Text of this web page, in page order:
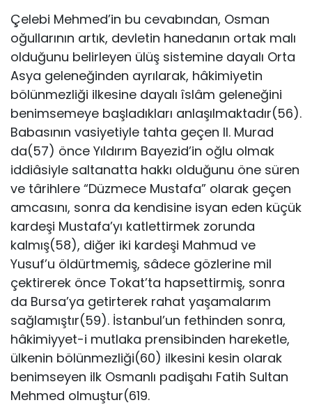
Çelebi Mehmed’in bu cevabından, Osman
oğullarının artık, devletin hanedanın ortak malı
olduğunu belirleyen ülüş sistemine dayalı Orta
Asya geleneğinden ayrılarak, hâkimiyetin
bölünmezliği ilkesine dayalı îslâm geleneğini
benimsemeye başladıkları anlaşılmaktadır(56).
Babasının vasiyetiyle tahta geçen II. Murad
da(57) önce Yıldırım Bayezid’in oğlu olmak
iddiâsiyle saltanatta hakkı olduğunu öne süren
ve târihlere “Düzmece Mustafa” olarak geçen
amcasını, sonra da kendisine isyan eden küçük
kardeşi Mustafa’yı katlettirmek zorunda
kalmış(58), diğer iki kardeşi Mahmud ve
Yusuf’u öldürtmemiş, sâdece gözlerine mil
çektirerek önce Tokat’ta hapsettirmiş, sonra
da Bursa’ya getirterek rahat yaşamalarım
sağlamıştır(59). İstanbul’un fethinden sonra,
hâkimiyyet-i mutlaka prensibinden hareketle,
ülkenin bölünmezliği(60) ilkesini kesin olarak
benimseyen ilk Osmanlı padişahı Fatih Sultan
Mehmed olmuştur(619.